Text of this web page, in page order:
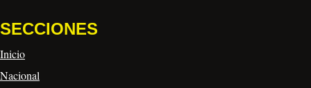
SECCIONES
Inicio
Nacional